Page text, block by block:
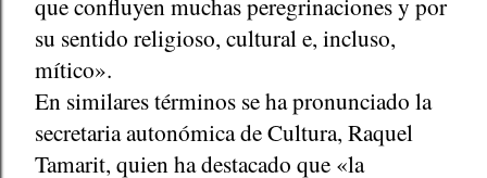
su sentido religioso, cultural e, incluso,
mítico».
En similares términos se ha pronunciado la
secretaria autonómica de Cultura, Raquel
Tamarit, quien ha destacado que «la